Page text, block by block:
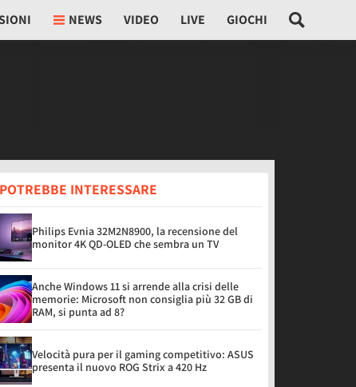
NEWS VIDEO LIVE GIOCHI
INTERESSARE
Philips Evnia 32M2N8900, la recensione del
monitor 4K QD-OLED che sembra un TV
Anche Windows 11 si arrende alla crisi delle
memorie: Microsoft non consiglia più 32 GB di
RAM, si punta ad 8?
Velocità pura per il gaming competitivo: ASUS
presenta il nuovo ROG Strix a 420 Hz